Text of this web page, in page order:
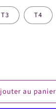
T3 T4
au panier